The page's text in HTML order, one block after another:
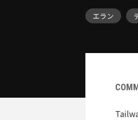
エラン